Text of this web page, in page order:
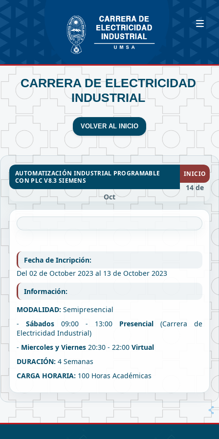
CARRERA DE ELECTRICIDAD
INDUSTRIAL
VOLVER AL INICIO
AUTOMATIZACIÓN INDUSTRIAL PROGRAMABLE
CON PLC V8.3 SIEMENS
INICIO
14 de
Oct
Fecha de Incripción:
Del 02 de October 2023 al 13 de October 2023
Información:
MODALIDAD: Semipresencial
- Sábados 09:00 - 13:00 Presencial (Carrera de
Electricidad Industrial)
- Miercoles y Viernes 20:30 - 22:00 Virtual
DURACIÓN: 4 Semanas
CARGA HORARIA: 100 Horas Académicas